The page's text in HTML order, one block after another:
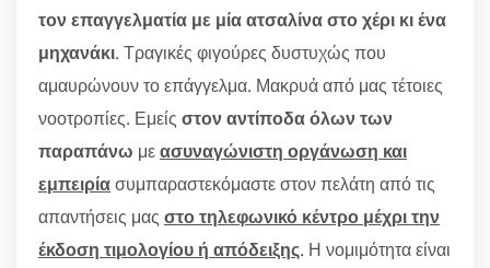
τον επαγγελματία με μία ατσαλίνα στο χέρι κι ένα
μηχανάκι. Τραγικές φιγούρες δυστυχώς που
αμαυρώνουν το επάγγελμα. Μακρυά από μας τέτοιες
νοοτροπίες. Εμείς στον αντίποδα όλων των
παραπάνω μεασυναγώνιστη οργάνωση και
εμπειρίασυμπαραστεκόμαστε στον πελάτη από τις
απαντήσεις μας στο τηλεφωνικό κέντρο μέχρι την
έκδοση τιμολογίου ή απόδειξης. Η νομιμότητα είναι